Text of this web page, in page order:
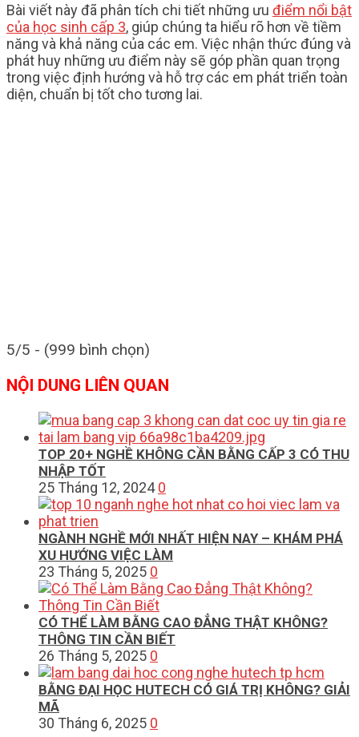
Bài viết này đã phân tích chi tiết những ưu điểm nổi bật
của học sinh cấp 3, giúp chúng ta hiểu rõ hơn về tiềm
năng và khả năng của các em. Việc nhận thức đúng và
phát huy những ưu điểm này sẽ góp phần quan trọng
trong việc định hướng và hỗ trợ các em phát triển toàn
diện, chuẩn bị tốt cho tương lai.
5/5 - (999 bình chọn)
NỘI DUNG LIÊN QUAN
TOP 20+ NGHỀ KHÔNG CẦN BẰNG CẤP 3 CÓ THU
NHẬP TỐT
25 Tháng 12, 2024 0
NGÀNH NGHỀ MỚI NHẤT HIỆN NAY – KHÁM PHÁ
XU HƯỚNG VIỆC LÀM
23 Tháng 5, 2025 0
CÓ THỂ LÀM BẰNG CAO ĐẲNG THẬT KHÔNG?
THÔNG TIN CẦN BIẾT
26 Tháng 5, 2025 0
BẰNG ĐẠI HỌC HUTECH CÓ GIÁ TRỊ KHÔNG? GIẢI
MÃ
30 Tháng 6, 2025 0